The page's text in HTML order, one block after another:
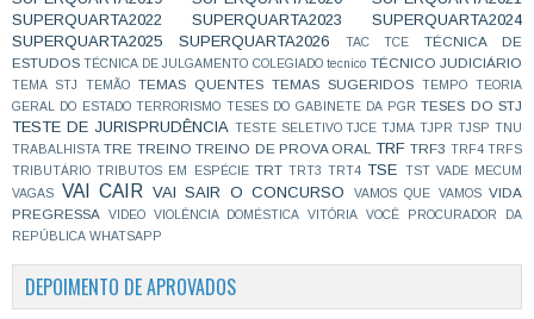
SUPERQUARTA2022
SUPERQUARTA2023
SUPERQUARTA2024
SUPERQUARTA2025
SUPERQUARTA2026 TAC TCE
TÉCNICA DE
ESTUDOS TÉCNICA DE JULGAMENTO COLEGIADO tecnico TÉCNICO JUDICIÁRIO
TEMA STJ TEMÃO TEMAS QUENTES TEMAS SUGERIDOS TEMPO
TEORIA
GERAL DO ESTADO TERRORISMO TESES DO GABINETE DA PGR TESES DO STJ
TESTE DE JURISPRUDÊNCIA TESTE SELETIVO TJCE TJMA TJPR TJSP TNU
TRABALHISTA TRE TREINO TREINO DE PROVA ORAL TRF TRF3 TRF4 TRFS
TRIBUTÁRIO TRIBUTOS EM ESPÉCIE TRT TRT3 TRT4 TSE TST VADE MECUM
VAGAS
VAI CAIR VAI SAIR O CONCURSO VAMOS QUE VAMOS VIDA
PREGRESSA
VIDEO VIOLÊNCIA DOMÉSTICA VITÓRIA
VOCÊ PROCURADOR DA
REPÚBLICA WHATSAPP
DEPOIMENTO DE APROVADOS